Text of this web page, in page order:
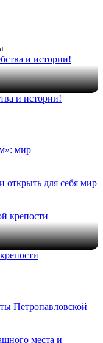
и истории!
открыть для себя мир
места и